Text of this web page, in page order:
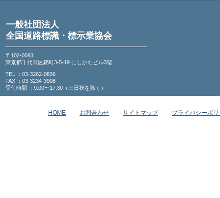
一般社団法人
全国道路標識・標示業協会
〒102-0083
東京都千代田区麹町3-5-19 にしかわビル3階
TEL ：03-3262-0836
FAX ：03-3234-3908
受付時間 ：9:00〜17:30（土日祝を除く）
HOME お問合わせ サイトマップ プライバシーポ